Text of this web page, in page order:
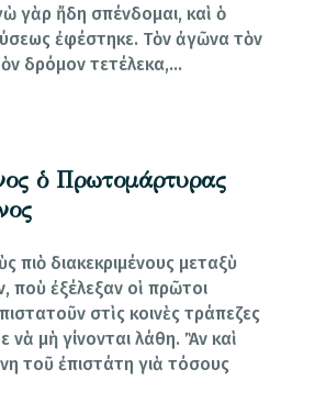
γὰρ ἤδη σπένδομαι, καὶ ὁ
ἐφέστηκε. Τὸν ἀγῶνα τὸν
δρόμον τετέλεκα,…
ὁ Πρωτομάρτυρας
πιὸ διακεκριμένους μεταξὺ
ποὺ ἐξέλεξαν οἱ πρῶτοι
στὶς κοινὲς τράπεζες
μὴ γίνονται λάθη. Ἂν καὶ
τοῦ ἐπιστάτη γιὰ τόσους